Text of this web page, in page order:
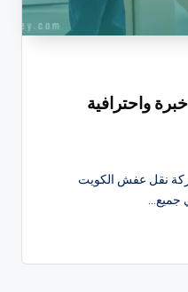
واحترافية
نقل عفش الكويت
جميع…